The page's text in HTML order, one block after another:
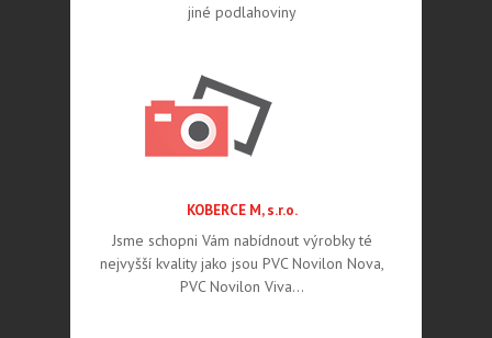
jiné podlahoviny
KOBERCE M, s.r.o.
Jsme schopni Vám nabídnout výrobky té
nejvyšší kvality jako jsou PVC Novilon Nova,
PVC Novilon Viva…